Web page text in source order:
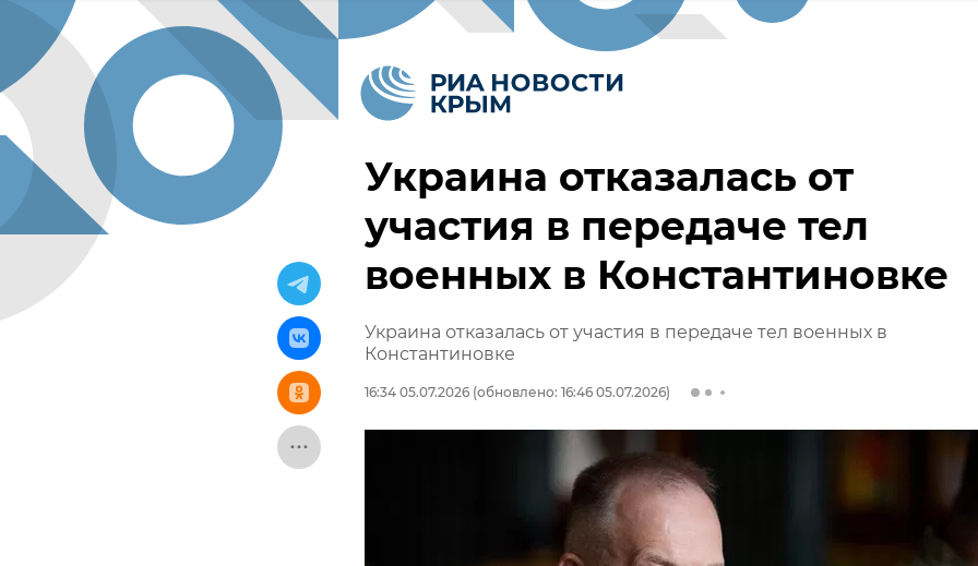
Украина отказалась от
участия в передаче тел
военных в Константиновке
Украина отказалась от участия в передаче тел военных в
Константиновке
16:34 05.07.2026 (обновлено: 16:46 05.07.2026)